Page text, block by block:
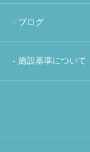
- ブログ
- 施設基準について